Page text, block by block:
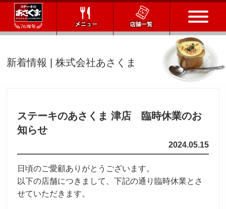
メニュー
会社情報
通販サイト
お問い合わせ
新着情報 | 株式会社あさくま
ステーキのあさくま 津店 臨時休業のお
知らせ
2024.05.15
日頃のご愛顧ありがとうございます。
以下の店舗につきまして、下記の通り臨時休業とさ
せていただきます。